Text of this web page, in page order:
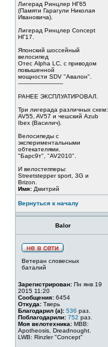
Лигерад Ринцлер НГ65
(Памяти Гарагули Николая
Ивановича).
Лигерад Ринцлер Concept
НГ17.
Японский шоссейный
велосипед
Отес Alpha LC, с приводом
повышенной
мощности SDV "Авалон".
-------------------------
РАНЕЕ ЭКСПЛУАТИРОВАЛ.
Три лигерада различных схем:
AV55, AV57 и чешский Azub
Ibex (Василич).
Велосипеды с
экспериментальными
обтекателями.
"Барс9т", "AV2010".
И велостепперы:
Streetstepper sport, 3G и
Brizon.
Имя: Дмитрий
Вернуться к началу
Balor
Ветеран словесных
баталий
Зарегистрирован: Пн янв 19
2015 11:20
Сообщения: 6454
Откуда: Тверь
Благодарил (а): 536 раз.
Поблагодарили: 752 раз.
Моя велотехника: MBB:
Apotheosis, Dreadnought.
LWB: Rinzler "Concept"